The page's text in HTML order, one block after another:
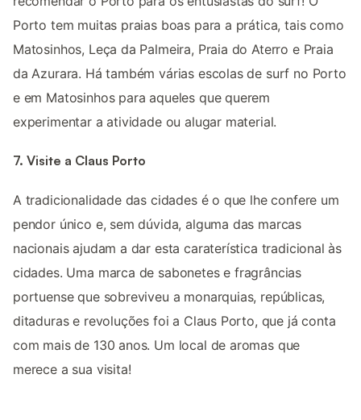
Porto tem muitas praias boas para a prática, tais como
Matosinhos, Leça da Palmeira, Praia do Aterro e Praia
da Azurara. Há também várias escolas de surf no Porto
e em Matosinhos para aqueles que querem
experimentar a atividade ou alugar material.
7. Visite a Claus Porto
A tradicionalidade das cidades é o que lhe confere um
pendor único e, sem dúvida, alguma das marcas
nacionais ajudam a dar esta caraterística tradicional às
cidades. Uma marca de sabonetes e fragrâncias
portuense que sobreviveu a monarquias, repúblicas,
ditaduras e revoluções foi a Claus Porto, que já conta
com mais de 130 anos. Um local de aromas que
merece a sua visita!